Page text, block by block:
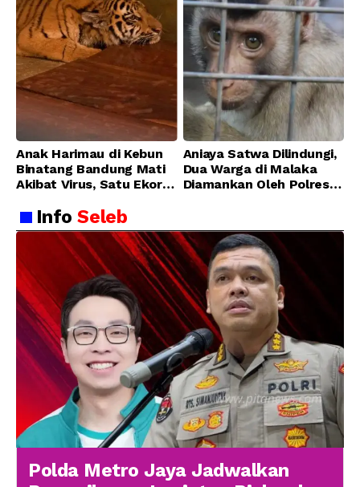
Anak Harimau di Kebun
Binatang Bandung Mati
Akibat Virus, Satu Ekor
Membaik
Aniaya Satwa Dilindungi,
Dua Warga di Malaka
Diamankan Oleh Polres
InfoSeleb
Polda Metro Jaya Jadwalkan